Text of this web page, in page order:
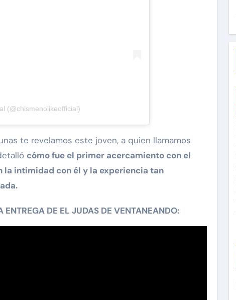
(@chismenolikeofficial)
te revelamos este joven, a quien llamamos
cómo fue el primer acercamiento con el
la intimidad con él y la experiencia tan
ENTREGA DE EL JUDAS DE VENTANEANDO: